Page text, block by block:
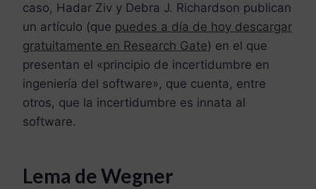
caso, Hadar Ziv y Debra J. Richardson publican
un artículo (que puedes a día de hoy descargar
gratuitamente en Research Gate) en el que
presentan el «principio de incertidumbre en
ingeniería del software», que cuenta, entre
otros, que la incertidumbre es innata al
software.
Lema de Wegner